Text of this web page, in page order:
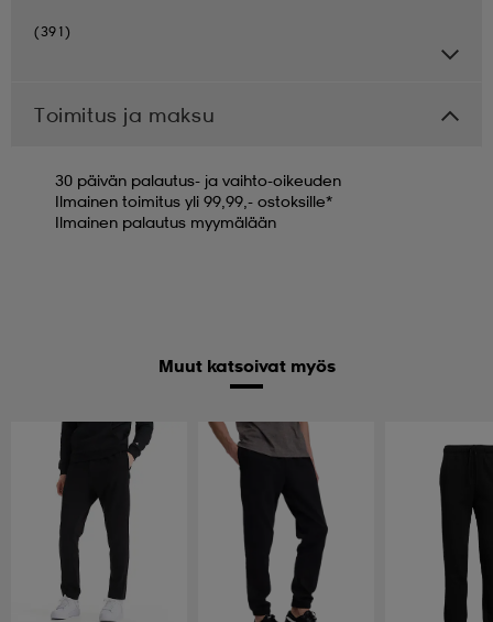
(391)
Toimitus ja maksu
30 päivän palautus- ja vaihto-oikeuden
Ilmainen toimitus yli 99,99,- ostoksille*
Ilmainen palautus myymälään
Muut katsoivat myös